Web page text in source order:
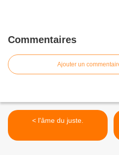
Commentaires
Ajouter un
< l'âme du juste.